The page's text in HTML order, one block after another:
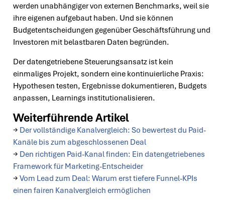
werden unabhängiger von externen Benchmarks, weil sie
ihre eigenen aufgebaut haben. Und sie können
Budgetentscheidungen gegenüber Geschäftsführung und
Investoren mit belastbaren Daten begründen.
Der datengetriebene Steuerungsansatz ist kein
einmaliges Projekt, sondern eine kontinuierliche Praxis:
Hypothesen testen, Ergebnisse dokumentieren, Budgets
anpassen, Learnings institutionalisieren.
Weiterführende Artikel
→ Der vollständige Kanalvergleich: So bewertest du Paid-
Kanäle bis zum abgeschlossenen Deal
→ Den richtigen Paid-Kanal finden: Ein datengetriebenes
Framework für Marketing-Entscheider
→Vom Lead zum Deal: Warum erst tiefere Funnel-KPIs
einen fairen Kanalvergleich ermöglichen